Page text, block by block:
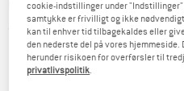
Cykelbukser
(0)
cookie-indstillinger under
samtykke er frivilligt og ikke
kan til enhver tid tilbagekaldes eller
den nederste del på vores hjemmeside.
herunder risikoen for overførsler til
privatlivspolitik